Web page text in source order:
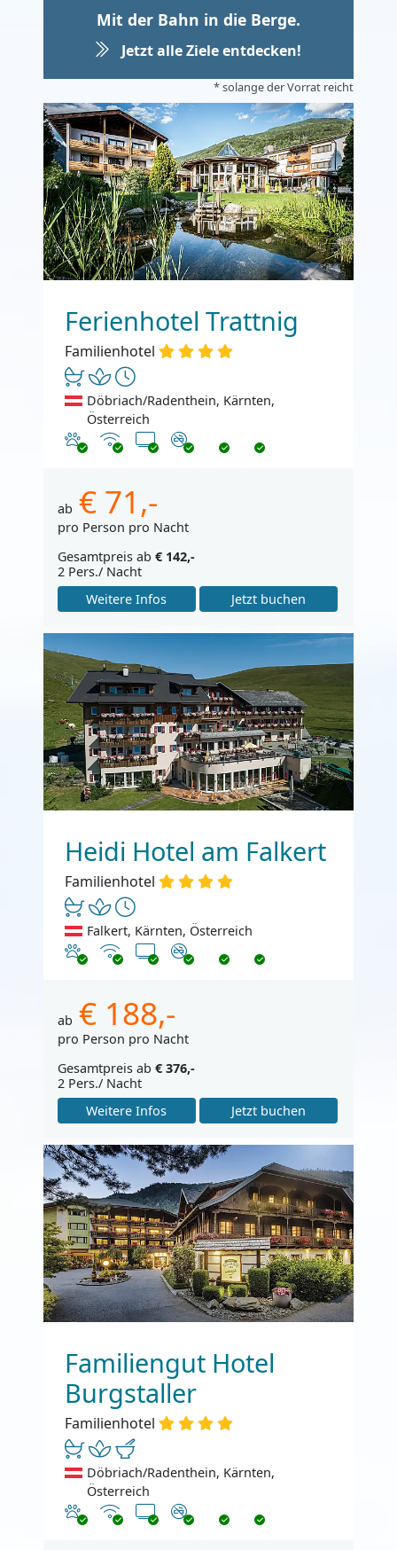
Mit der Bahn in die Berge.
Jetzt alle Ziele entdecken!
* solange der Vorrat reicht
Ferienhotel Trattnig
Familienhotel
Döbriach/Radenthein, Kärnten,
Österreich
Haustiere erlaubt
Internet
TV Nichtraucher
ab € 71,-
pro Person pro Nacht
Gesamtpreis ab € 142,-
2 Pers./ Nacht
Weitere Infos
Jetzt buchen
Heidi Hotel am Falkert
Familienhotel
Falkert, Kärnten, Österreich
Haustiere erlaubt
Internet
TV Nichtraucher
ab € 188,-
pro Person pro Nacht
Gesamtpreis ab € 376,-
2 Pers./ Nacht
Weitere Infos
Jetzt buchen
Familiengut Hotel
Burgstaller
Familienhotel
Döbriach/Radenthein, Kärnten,
Österreich
Haustiere erlaubt
Internet
TV Nichtraucher